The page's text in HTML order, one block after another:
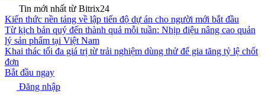
Tin mới nhất từ Bitrix24
Kiến thức nền tảng về lập tiến độ dự án cho người mới bắt đầu
Từ kịch bản quý đến thành quả mỗi tuần: Nhịp điệu nâng cao quản
lý sản phẩm tại Việt Nam
Khai thác tối đa giá trị từ trải nghiệm dùng thử để gia tăng tỷ lệ chốt
đơn
Bắt đầu ngay
Đăng nhập